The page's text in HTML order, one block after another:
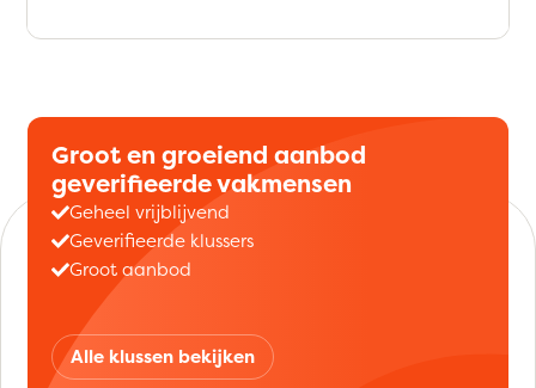
Groot en groeiend aanbod
geverifieerde vakmensen
Geheel vrijblijvend
Geverifieerde klussers
Groot aanbod
Alle klussen bekijken